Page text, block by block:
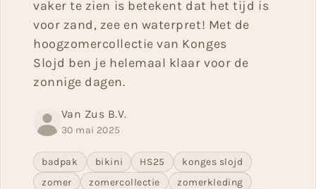
vaker te zien is betekent dat het tijd is
voor zand, zee en waterpret! Met de
hoogzomercollectie van Konges
Slojd ben je helemaal klaar voor de
zonnige dagen.
Van Zus B.V.
30 mai 2025
badpak bikini HS25
konges slojd
zomer
zomercollectie
zomerkleding